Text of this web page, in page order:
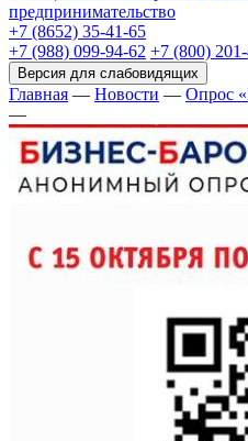
+7 (8652) 35-41-65
+7 (988) 099-94-62 +7 (800) 201-
Главная — Новости — Опрос
—